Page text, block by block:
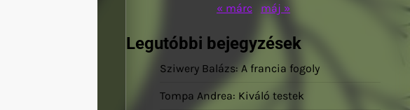
« márc máj »
Legutóbbi bejegyzések
Sziwery Balázs: A francia fogoly
Tompa Andrea: Kiváló testek